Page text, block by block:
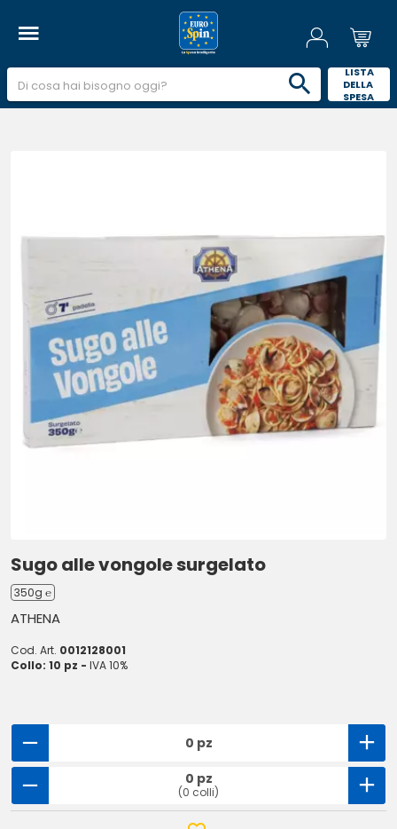
LISTA
DELLA
SPESA
Sugo alle vongole surgelato
350g ℮
ATHENA
Cod. Art. 0012128001
Collo: 10 pz - IVA 10%
0 pz
0 pz
(0 colli)